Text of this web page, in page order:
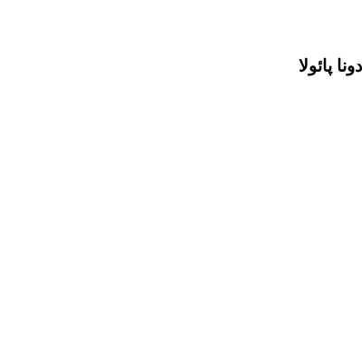
دونا پائولا